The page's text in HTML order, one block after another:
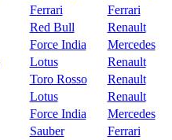
Ferrari
Ferrari
Red Bull
Renault
Force India
Mercedes
Lotus
Renault
Toro Rosso
Renault
Lotus
Renault
Force India
Mercedes
Sauber
Ferrari